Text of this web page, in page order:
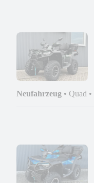
Neufahrzeug • Quad •